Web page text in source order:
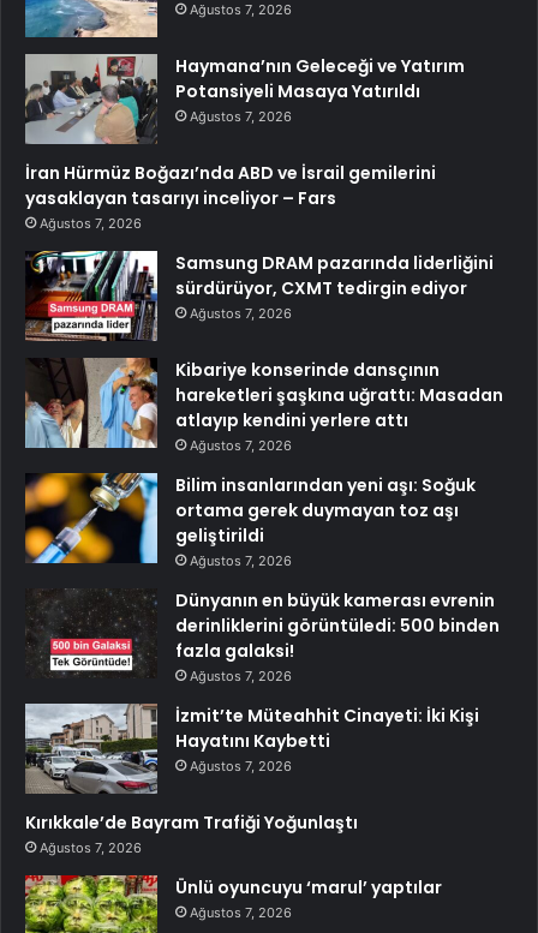
Ağustos 7, 2026
Haymana’nın Geleceği ve Yatırım
Potansiyeli Masaya Yatırıldı
Ağustos 7, 2026
İran Hürmüz Boğazı’nda ABD ve İsrail gemilerini
yasaklayan tasarıyı inceliyor – Fars
Ağustos 7, 2026
Samsung DRAM pazarında liderliğini
sürdürüyor, CXMT tedirgin ediyor
Ağustos 7, 2026
Kibariye konserinde dansçının
hareketleri şaşkına uğrattı: Masadan
atlayıp kendini yerlere attı
Ağustos 7, 2026
Bilim insanlarından yeni aşı: Soğuk
ortama gerek duymayan toz aşı
geliştirildi
Ağustos 7, 2026
Dünyanın en büyük kamerası evrenin
derinliklerini görüntüledi: 500 binden
fazla galaksi!
Ağustos 7, 2026
İzmit’te Müteahhit Cinayeti: İki Kişi
Hayatını Kaybetti
Ağustos 7, 2026
Kırıkkale’de Bayram Trafiği Yoğunlaştı
Ağustos 7, 2026
Ünlü oyuncuyu ‘marul’ yaptılar
Ağustos 7, 2026